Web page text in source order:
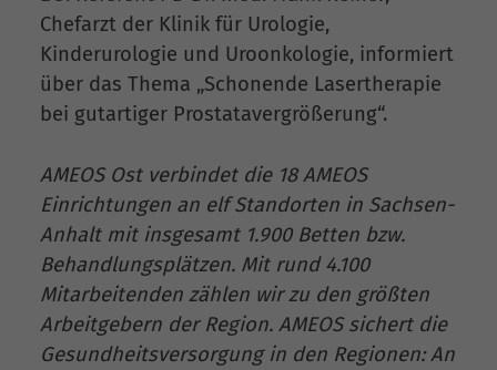
Chefarzt der Klinik für Urologie,
Kinderurologie und Uroonkologie, informiert
über das Thema „Schonende Lasertherapie
bei gutartiger Prostatavergrößerung“.
AMEOS Ost verbindet die 18 AMEOS
Einrichtungen an elf Standorten in Sachsen-
Anhalt mit insgesamt 1.900 Betten bzw.
Behandlungsplätzen. Mit rund 4.100
Mitarbeitenden zählen wir zu den größten
Arbeitgebern der Region. AMEOS sichert die
Gesundheitsversorgung in den Regionen: An